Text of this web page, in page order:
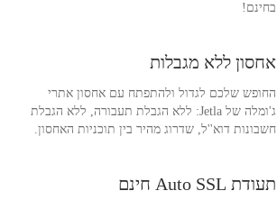
בחינם!
אחסון ללא מגבלות
החופש שלכם לגדול ולהתפתח עם אחסון אתרי
ג'ומלה של Jetla: ללא הגבלת תעבורה, ללא הגבלת
חשבונות דוא''ל, שדרוג מהיר בין תוכניות האחסון.
תעודת Auto SSL חינם